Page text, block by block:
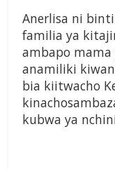
Anerlisa ni
familia ya
ambapo mama
anamiliki
bia kiitwacho
kubwa ya